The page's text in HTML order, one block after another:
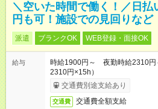
＼空いた時間で働く！／日
円も可！施設での見回りなど
派遣 ブランクOK WEB登録・面接OK
給与
時給1900円～ 夜勤時給2310
2310円×15h）
交通費別途支給あり
交通費 交通費全額支給